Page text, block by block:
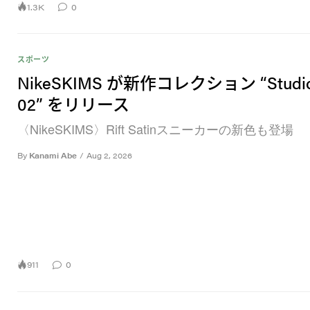
1.3K 0
スポーツ
NikeSKIMS が新作コレクション
02” をリリース
〈NikeSKIMS〉Rift Satinスニーカーの新色も登場
By Kanami Abe / Aug 2, 2026
911 0